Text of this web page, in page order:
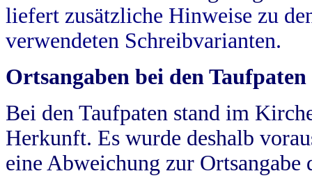
liefert zusätzliche Hinweise zu
verwendeten Schreibvarianten.
Ortsangaben bei den Taufpaten
Bei den Taufpaten stand im
Herkunft. Es wurde deshalb
eine Abweichung zur